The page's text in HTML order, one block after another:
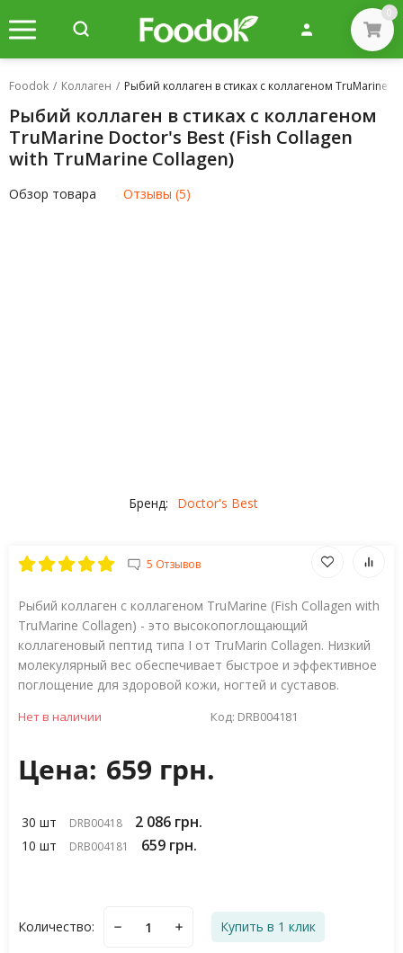
0
Foodok / Коллаген / Рыбий коллаген в стиках с коллагеном TruMarine
Рыбий коллаген в стиках с коллагеном
TruMarine Doctor's Best (Fish Collagen
with TruMarine Collagen)
Обзор товара Отзывы (5)
Бренд: Doctor's Best
5 Отзывов
Рыбий коллаген с коллагеном TruMarine (Fish Collagen with
TruMarine Collagen) - это высокопоглощающий
коллагеновый пептид типа I от TruMarin Collagen. Низкий
молекулярный вес обеспечивает быстрое и эффективное
поглощение для здоровой кожи, ногтей и суставов.
Нет в наличии Код: DRB004181
Цена: 659 грн.
30 шт DRB00418 2 086 грн.
10 шт DRB004181 659 грн.
Количество: Купить в 1 клик